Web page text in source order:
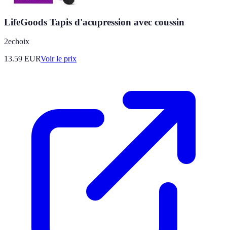
LifeGoods Tapis d'acupression avec coussin
2echoix
13.59 EURVoir le prix